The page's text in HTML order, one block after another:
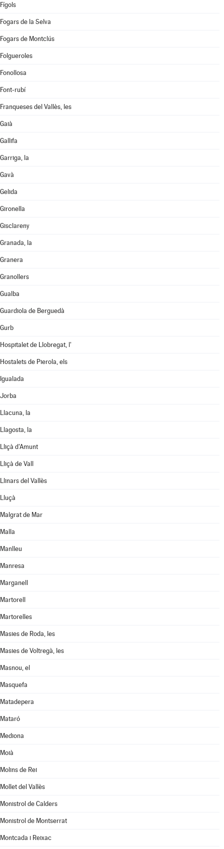
Fígols
Fogars de la Selva
Fogars de Montclús
Folgueroles
Fonollosa
Font-rubí
Franqueses del Vallès, les
Gaià
Gallifa
Garriga, la
Gavà
Gelida
Gironella
Gisclareny
Granada, la
Granera
Granollers
Gualba
Guardiola de Berguedà
Gurb
Hospitalet de Llobregat, l'
Hostalets de Pierola, els
Igualada
Jorba
Llacuna, la
Llagosta, la
Lliçà d'Amunt
Lliçà de Vall
Llinars del Vallès
Lluçà
Malgrat de Mar
Malla
Manlleu
Manresa
Marganell
Martorell
Martorelles
Masies de Roda, les
Masies de Voltregà, les
Masnou, el
Masquefa
Matadepera
Mataró
Mediona
Moià
Molins de Rei
Mollet del Vallès
Monistrol de Calders
Monistrol de Montserrat
Montcada i Reixac